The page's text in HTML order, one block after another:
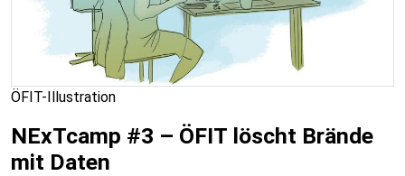
ÖFIT-Illustration
NExTcamp #3 – ÖFIT löscht Brände
mit Daten